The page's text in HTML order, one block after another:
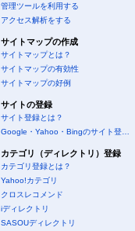
管理ツールを利用する
アクセス解析をする
サイトマップの作成
サイトマップとは？
サイトマップの有効性
サイトマップの好例
サイトの登録
サイト登録とは？
Google・Yahoo・Bingのサイト登…
カテゴリ（ディレクトリ）登録
カテゴリ登録とは？
Yahoo!カテゴリ
クロスレコメンド
iディレクトリ
SASOUディレクトリ